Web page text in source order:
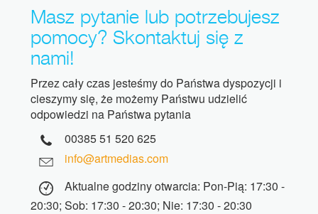
Masz pytanie lub potrzebujesz
pomocy? Skontaktuj się z
nami!
Przez cały czas jesteśmy do Państwa dyspozycji i
cieszymy się, że możemy Państwu udzielić
odpowiedzi na Państwa pytania
00385 51 520 625
info@artmedias.com
Aktualne godziny otwarcia: Pon-Pią: 17:30 -
20:30; Sob: 17:30 - 20:30; Nie: 17:30 - 20:30